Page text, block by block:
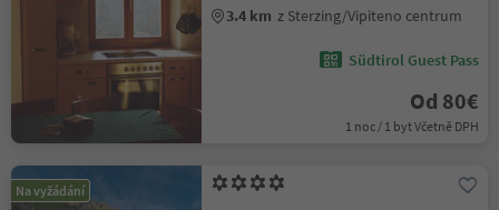
3.4 km z Sterzing/Vipiteno centrum
Südtirol Guest Pass
Od 80€
1 noc / 1 byt Včetně DPH
Na vyžádání